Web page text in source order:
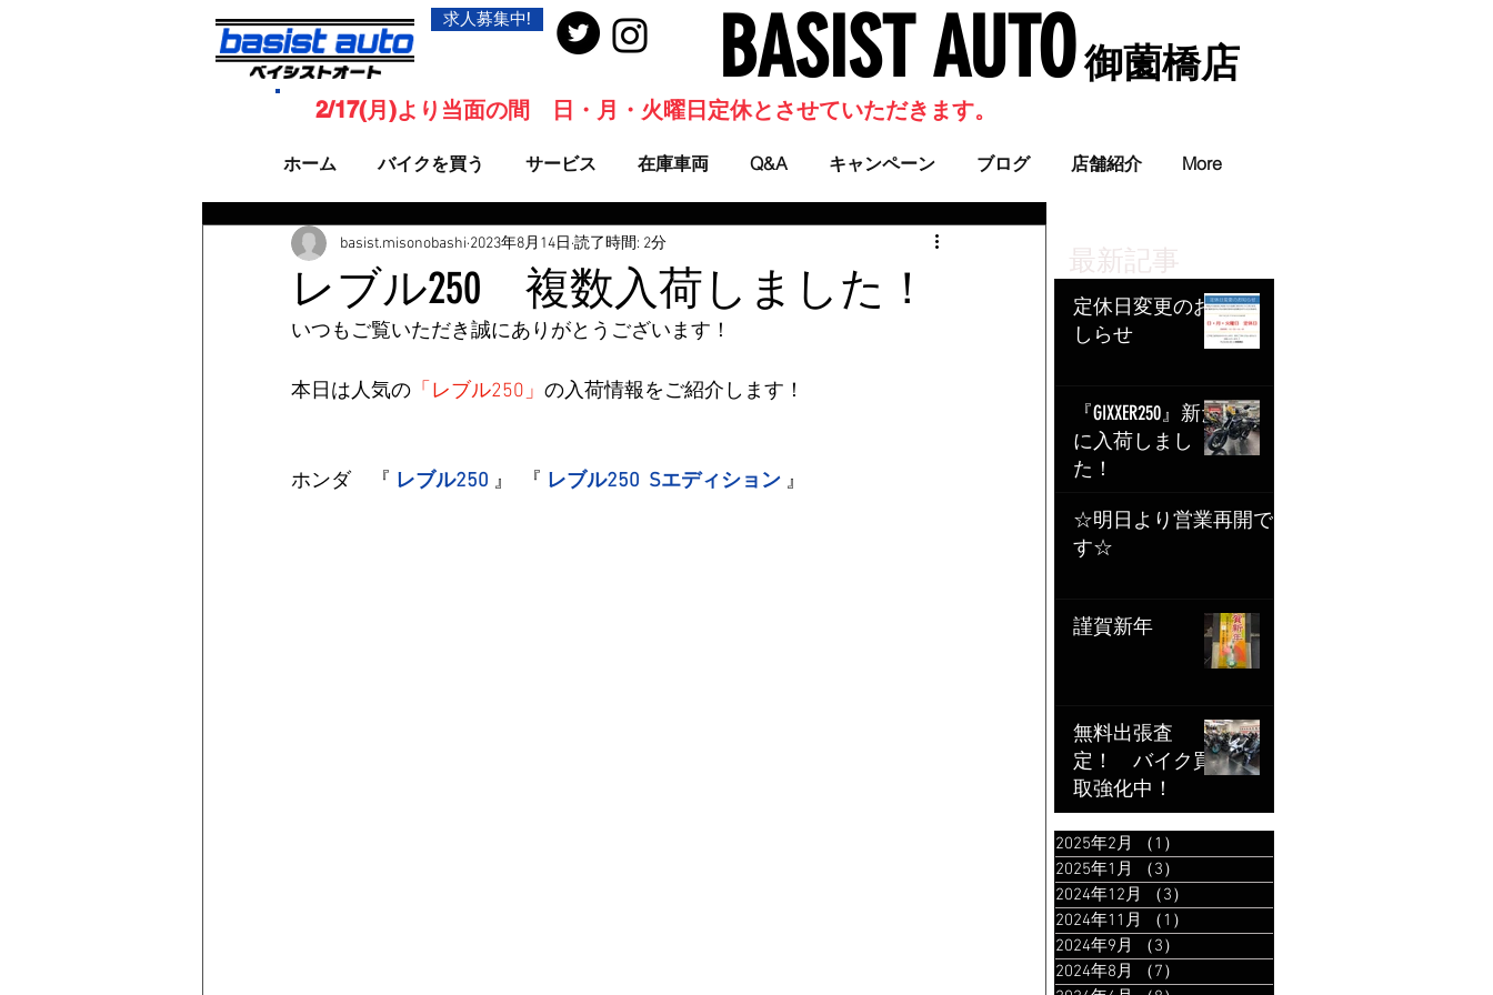
求人募集中! BASIST AUTO​ 御薗橋店
ホーム バイクを買う サービス 在庫車両 Q&A キャンペーン ブログ 店舗紹介 More
2/17(月)より当面の間 日・月・火曜日定休とさせていただきます。
最新記事
定休日変更のお
しらせ
『GIXXER250』新た
に入荷しまし
た！
☆明日より営業再開で
す☆
謹賀新年
無料出張査
定！ バイク買
取強化中！
2025年2月 （1）
2025年1月
（3）
2024年12月
（3）
2024年11月
（1）
2024年9月
（3）
2024年8月
（7）
レブル250 複数入荷しました！
basist.misonobashi 2023年8月14日 読了時間: 2分
いつもご覧いただき誠にありがとうございます！
本日は人気の 「レブル250」 の入荷情報をご紹介します！
ホンダ　『 レブル250 』  『 レブル250  Sエディション 』